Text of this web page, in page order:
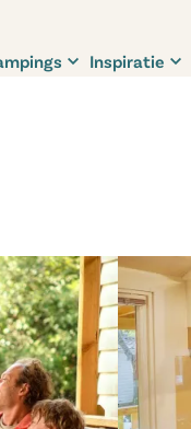
Inspiratie